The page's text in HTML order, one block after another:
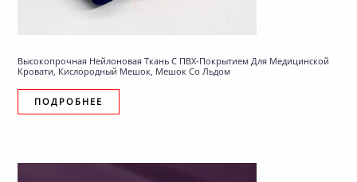
Высокопрочная Нейлоновая Ткань С ПВХ-Покрытием Для Медицинской
Кровати, Кислородный Мешок, Мешок Со Льдом
ПОДРОБНЕЕ